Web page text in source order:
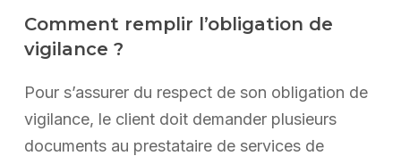
Comment remplir l’obligation de
vigilance ?
Pour s’assurer du respect de son obligation de
vigilance, le client doit demander plusieurs
documents au prestataire de services de